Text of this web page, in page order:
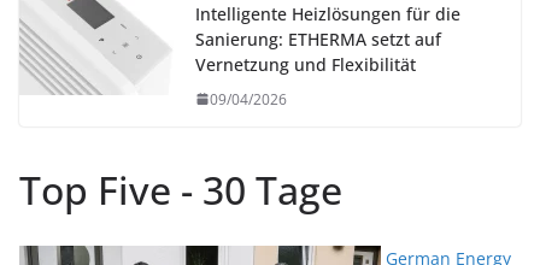
Intelligente Heizlösungen für die
Sanierung: ETHERMA setzt auf
Vernetzung und Flexibilität
09/04/2026
Top Five - 30 Tage
German Energy